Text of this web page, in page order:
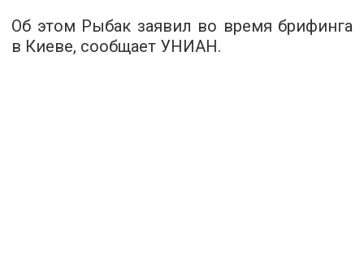
Об этом Рыбак заявил во время брифинга
в Киеве, сообщает УНИАН.